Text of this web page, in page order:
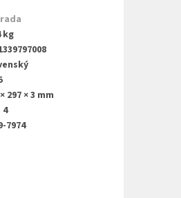
kg
297 × 3 mm
4
7974